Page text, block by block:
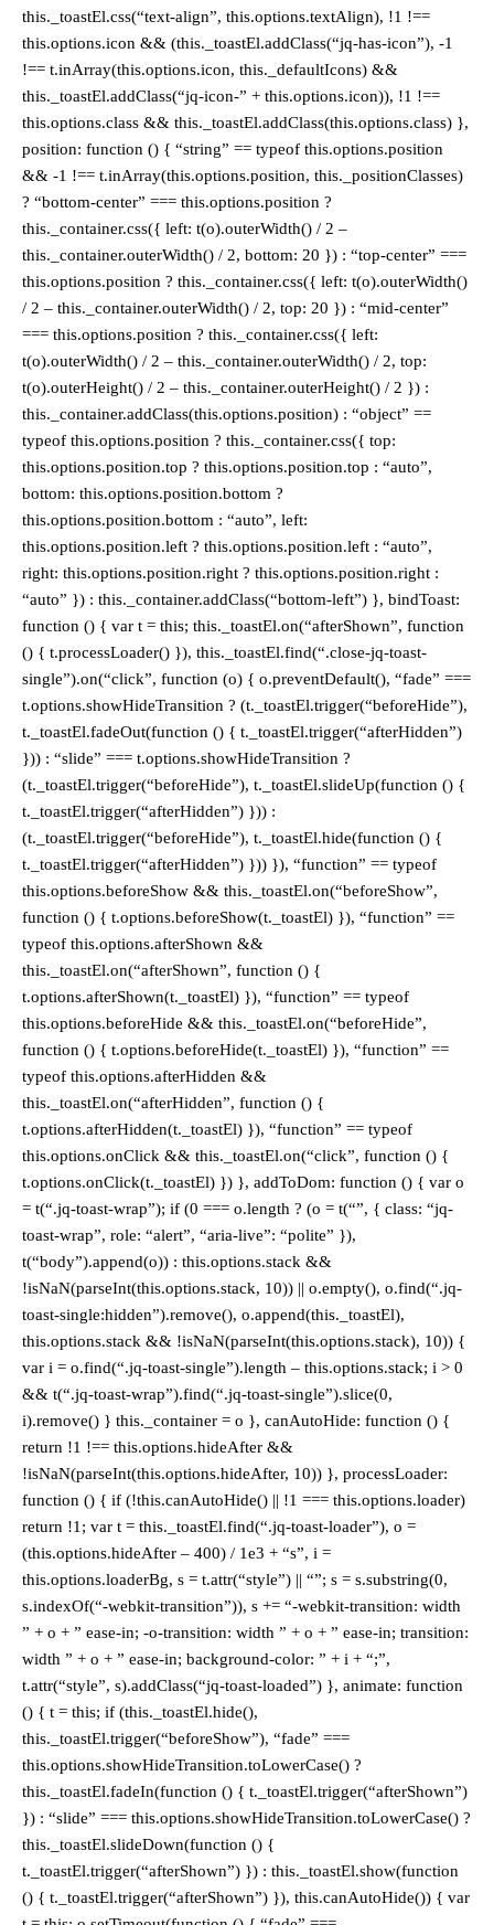
this._toastEl.css(“text-align”, this.options.textAlign), !1 !==
this.options.icon && (this._toastEl.addClass(“jq-has-icon”), -1
!== t.inArray(this.options.icon, this._defaultIcons) &&
this._toastEl.addClass(“jq-icon-” + this.options.icon)), !1 !==
this.options.class && this._toastEl.addClass(this.options.class) },
position: function () { “string” == typeof this.options.position
&& -1 !== t.inArray(this.options.position, this._positionClasses)
? “bottom-center” === this.options.position ?
this._container.css({ left: t(o).outerWidth() / 2 –
this._container.outerWidth() / 2, bottom: 20 }) : “top-center” ===
this.options.position ? this._container.css({ left: t(o).outerWidth()
/ 2 – this._container.outerWidth() / 2, top: 20 }) : “mid-center”
=== this.options.position ? this._container.css({ left:
t(o).outerWidth() / 2 – this._container.outerWidth() / 2, top:
t(o).outerHeight() / 2 – this._container.outerHeight() / 2 }) :
this._container.addClass(this.options.position) : “object” ==
typeof this.options.position ? this._container.css({ top:
this.options.position.top ? this.options.position.top : “auto”,
bottom: this.options.position.bottom ?
this.options.position.bottom : “auto”, left:
this.options.position.left ? this.options.position.left : “auto”,
right: this.options.position.right ? this.options.position.right :
“auto” }) : this._container.addClass(“bottom-left”) }, bindToast:
function () { var t = this; this._toastEl.on(“afterShown”, function
() { t.processLoader() }), this._toastEl.find(“.close-jq-toast-
single”).on(“click”, function (o) { o.preventDefault(), “fade” ===
t.options.showHideTransition ? (t._toastEl.trigger(“beforeHide”),
t._toastEl.fadeOut(function () { t._toastEl.trigger(“afterHidden”)
})) : “slide” === t.options.showHideTransition ?
(t._toastEl.trigger(“beforeHide”), t._toastEl.slideUp(function () {
t._toastEl.trigger(“afterHidden”) })) :
(t._toastEl.trigger(“beforeHide”), t._toastEl.hide(function () {
t._toastEl.trigger(“afterHidden”) })) }), “function” == typeof
this.options.beforeShow && this._toastEl.on(“beforeShow”,
function () { t.options.beforeShow(t._toastEl) }), “function” ==
typeof this.options.afterShown &&
this._toastEl.on(“afterShown”, function () {
t.options.afterShown(t._toastEl) }), “function” == typeof
this.options.beforeHide && this._toastEl.on(“beforeHide”,
function () { t.options.beforeHide(t._toastEl) }), “function” ==
typeof this.options.afterHidden &&
this._toastEl.on(“afterHidden”, function () {
t.options.afterHidden(t._toastEl) }), “function” == typeof
this.options.onClick && this._toastEl.on(“click”, function () {
t.options.onClick(t._toastEl) }) }, addToDom: function () { var o
= t(“.jq-toast-wrap”); if (0 === o.length ? (o = t(“”, { class: “jq-
toast-wrap”, role: “alert”, “aria-live”: “polite” }),
t(“body”).append(o)) : this.options.stack &&
!isNaN(parseInt(this.options.stack, 10)) || o.empty(), o.find(“.jq-
toast-single:hidden”).remove(), o.append(this._toastEl),
this.options.stack && !isNaN(parseInt(this.options.stack), 10)) {
var i = o.find(“.jq-toast-single”).length – this.options.stack; i > 0
&& t(“.jq-toast-wrap”).find(“.jq-toast-single”).slice(0,
i).remove() } this._container = o }, canAutoHide: function () {
return !1 !== this.options.hideAfter &&
!isNaN(parseInt(this.options.hideAfter, 10)) }, processLoader:
function () { if (!this.canAutoHide() || !1 === this.options.loader)
return !1; var t = this._toastEl.find(“.jq-toast-loader”), o =
(this.options.hideAfter – 400) / 1e3 + “s”, i =
this.options.loaderBg, s = t.attr(“style”) || “”; s = s.substring(0,
s.indexOf(“-webkit-transition”)), s += “-webkit-transition: width
” + o + ” ease-in; -o-transition: width ” + o + ” ease-in; transition:
width ” + o + ” ease-in; background-color: ” + i + “;”,
t.attr(“style”, s).addClass(“jq-toast-loaded”) }, animate: function
() { t = this; if (this._toastEl.hide(),
this._toastEl.trigger(“beforeShow”), “fade” ===
this.options.showHideTransition.toLowerCase() ?
this._toastEl.fadeIn(function () { t._toastEl.trigger(“afterShown”)
}) : “slide” === this.options.showHideTransition.toLowerCase() ?
this._toastEl.slideDown(function () {
t._toastEl.trigger(“afterShown”) }) : this._toastEl.show(function
() { t._toastEl.trigger(“afterShown”) }), this.canAutoHide()) { var